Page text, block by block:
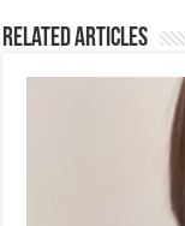
Related Articles